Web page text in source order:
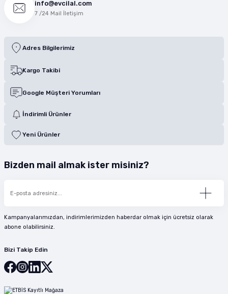
info@evcilal.com
7 /24 Mail İletişim
Adres Bilgilerimiz
Kargo Takibi
Google Müşteri Yorumları
İndirimli Ürünler
Yeni Ürünler
Bizden mail almak ister misiniz?
Kampanyalarımızdan, indirimlerimizden haberdar olmak için ücretsiz olarak
abone olabilirsiniz.
Bizi Takip Edin